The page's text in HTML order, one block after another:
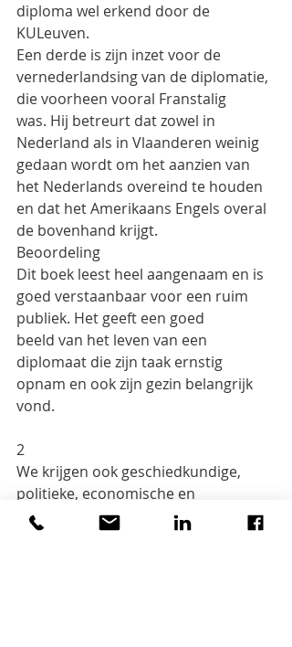
diploma wel erkend door de
KULeuven.
Een derde is zijn inzet voor de
vernederlandsing van de diplomatie,
die voorheen vooral Franstalig
was. Hij betreurt dat zowel in
Nederland als in Vlaanderen weinig
gedaan wordt om het aanzien van
het Nederlands overeind te houden
en dat het Amerikaans Engels overal
de bovenhand krijgt.
Beoordeling
Dit boek leest heel aangenaam en is
goed verstaanbaar voor een ruim
publiek. Het geeft een goed
beeld van het leven van een
diplomaat die zijn taak ernstig
opnam en ook zijn gezin belangrijk
vond.
2
We krijgen ook geschiedkundige,
politieke, economische en
maatschappelijke informatie over de
landen en de instellingen waar hij